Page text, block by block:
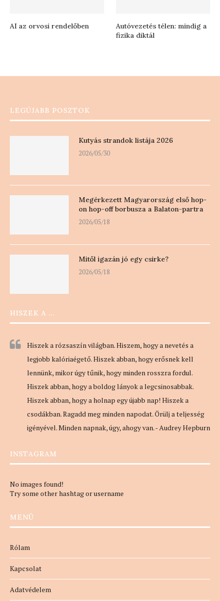
AI az orvosi rendelőben
Autóvezetés télen: mindig a
fizika diktál
LEGÚJABB POSZTOK
Kutyás strandok listája 2026
2026/05/30
Megérkezett Magyarország első hop-
on hop-off borbusza a Balaton-partra
2026/05/18
Mitől igazán jó egy csirke?
2026/05/18
HISZEK A …
Hiszek a rózsaszín világban. Hiszem, hogy a nevetés a
legjobb kalóriaégető. Hiszek abban, hogy erősnek kell
lennünk, mikor úgy tűnik, hogy minden rosszra fordul.
Hiszek abban, hogy a boldog lányok a legcsinosabbak.
Hiszek abban, hogy a holnap egy újabb nap! Hiszek a
csodákban. Ragadd meg minden napodat. Örülj a teljesség
igényével. Minden napnak, úgy, ahogy van. - Audrey Hepburn
INSTAGRAM
No images found!
Try some other hashtag or username
MENÜ
Rólam
Kapcsolat
Adatvédelem